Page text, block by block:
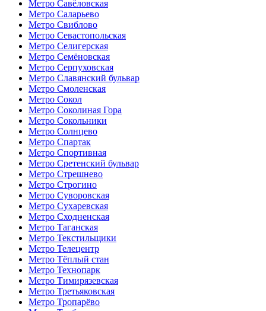
Метро Савёловская
Метро Саларьево
Метро Свиблово
Метро Севастопольская
Метро Селигерская
Метро Семёновская
Метро Серпуховская
Метро Славянский бульвар
Метро Смоленская
Метро Сокол
Метро Соколиная Гора
Метро Сокольники
Метро Солнцево
Метро Спартак
Метро Спортивная
Метро Сретенский бульвар
Метро Стрешнево
Метро Строгино
Метро Суворовская
Метро Сухаревская
Метро Сходненская
Метро Таганская
Метро Текстильщики
Метро Телецентр
Метро Тёплый стан
Метро Технопарк
Метро Тимирязевская
Метро Третьяковская
Метро Тропарёво